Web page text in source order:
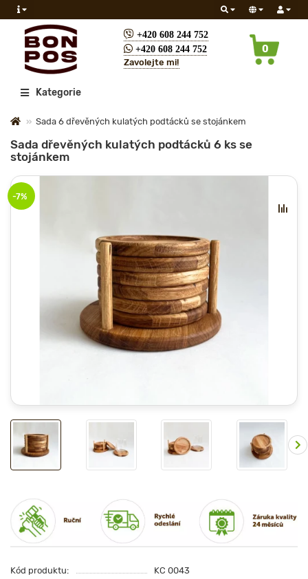
+420 608 244 752
+420 608 244 752
Zavolejte mi!
0
VšechnyKategorie
Sada 6 dřevěných kulatých podtácků se stojánkem
Sada dřevěných kulatých podtácků 6 ks se
stojánkem
-7%
Kód produktu:
KC 0043